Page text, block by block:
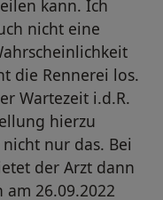
kann. Ich
nicht eine
die Rennerei los.
Wartezeit i.d.R.
hierzu
nur das. Bei
der Arzt dann
26.09.2022